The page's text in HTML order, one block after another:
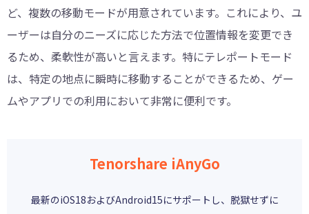
ど、複数の移動モードが用意されています。これにより、ユ
ーザーは自分のニーズに応じた方法で位置情報を変更でき
るため、柔軟性が高いと言えます。特にテレポートモード
は、特定の地点に瞬時に移動することができるため、ゲー
ムやアプリでの利用において非常に便利です。
Tenorshare iAnyGo
最新のiOS18およびAndroid15にサポートし、脱獄せずに